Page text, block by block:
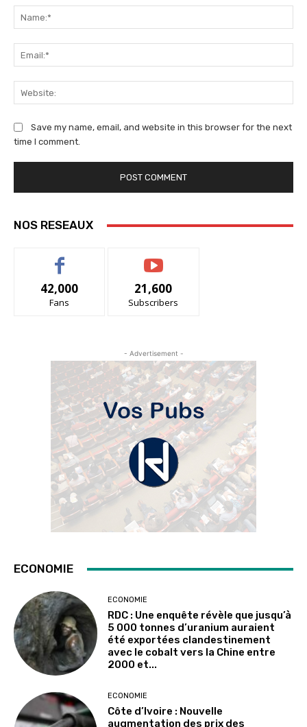
Save my name, email, and website in this browser for the next
time I comment.
NOS RESEAUX
42,000
Fans
21,600
Subscribers
- Advertisement -
ECONOMIE
ECONOMIE
RDC : Une enquête révèle que jusqu’à
5 000 tonnes d’uranium auraient
été exportées clandestinement
avec le cobalt vers la Chine entre
2000 et...
ECONOMIE
Côte d’Ivoire : Nouvelle
augmentation des prix des